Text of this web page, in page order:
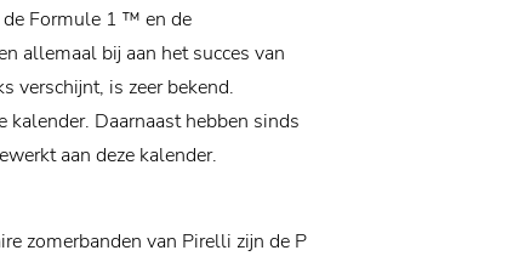
Formule 1 ™ en de
allemaal bij aan het succes van
verschijnt, is zeer bekend.
kalender. Daarnaast hebben sinds
aan deze kalender.
zomerbanden van Pirelli zijn de P